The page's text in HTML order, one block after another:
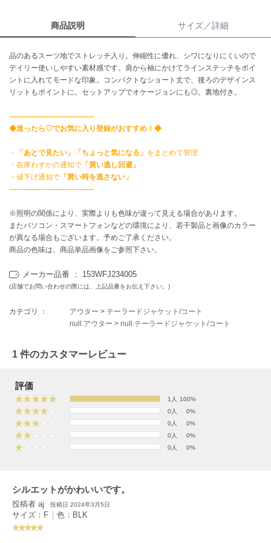
Clarks Premium
クラークス
CODE A
COLE HAAN
CONVERSE
コンバース
DANSKIN
ダンスキン
EIMY ISTOIRE
エイミー イストワール
emmi
エミ
エミ アトリエ
エミヨガ
ETRÉ TOKYO
エトレトウキョウ
ey
FILA
フィラ
商品説明 サイズ／詳細
品のあるスーツ地でストレッチ入り。伸縮性に優れ、シワになりにくいので
デイリー使いしやすい素材感です。肩から袖にかけてラインステッチをポイ
ントに入れてモードな印象。コンパクトなショート丈で、後ろのデザインス
リットもポイントに。セットアップでオケージョンにも◎。裏地付き。
-----------------------------------
◆迷ったら♡でお気に入り登録がおすすめ！◆
・ 「あとで見たい」「ちょっと気になる」 をまとめて管理
・在庫わずかの通知で 「買い逃し回避」
・値下げ通知で 「買い時を逃さない」
-----------------------------------
※照明の関係により、実際よりも色味が違って見える場合があります。
またパソコン・スマートフォンなどの環境により、若干製品と画像のカラー
が異なる場合もございます。予めご了承ください。
商品の色味は、商品単品画像をご参照下さい。
メーカー品番 ： 153WFJ234005
(店舗でお問い合わせの際には、上記品番をお伝え下さい。)
カテゴリ ： アウター > テーラードジャケット/コート
null.アウター > null.テーラードジャケット/コート
1 件のカスタマーレビュー
評価
1人
100%
0人
0%
0人
0%
0人
0%
0人
0%
シルエットがかわいいです。
投稿者 aj 投稿日 2024年3月5日
サイズ：F | 色：BLK